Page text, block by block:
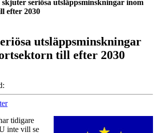
seriösa utsläppsminskningar inom
efter 2030
utsläppsminskningar
till efter 2030
tidigare
inte vill se